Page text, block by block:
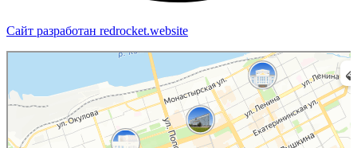
Сайт разработан redrocket.website
Пермь
Яндекс Карты — транспорт, навигация, поиск мест